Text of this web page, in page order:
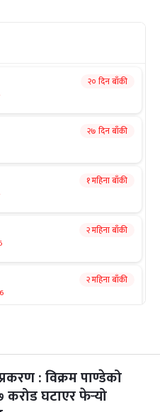
२० दिन बाँकी
२७ दिन बाँकी
१ महिना बाँकी
२ महिना बाँकी
२ महिना बाँकी
२ महिना बाँकी
: विक्रम पाण्डेको
घटाएर फेर्‍यो